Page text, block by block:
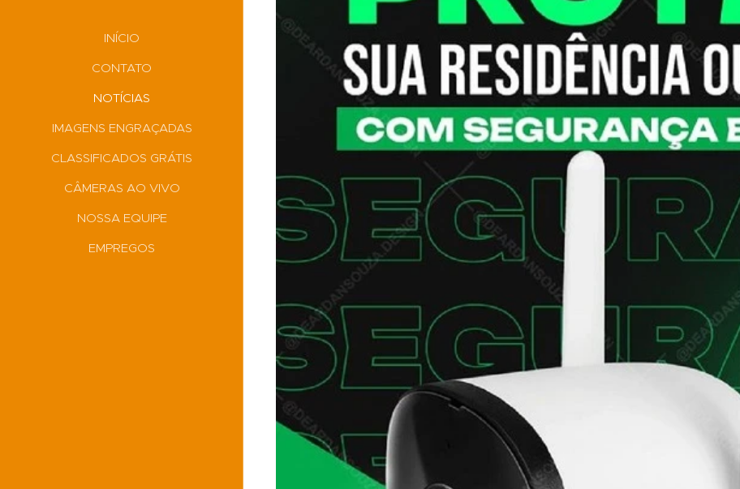
INÍCIO
CONTATO
NOTÍCIAS
IMAGENS ENGRAÇADAS
CLASSIFICADOS GRÁTIS
CÂMERAS AO VIVO
NOSSA EQUIPE
EMPREGOS